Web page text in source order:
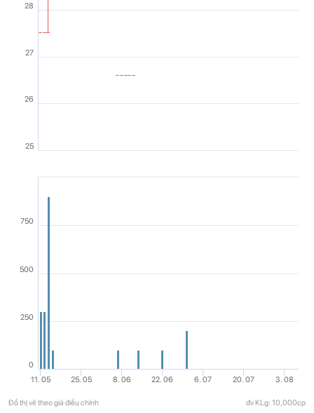
11. 05 25. 05 8. 06 22. 06 6. 07 20. 07 3. 08
25
26
27
28
0
250
500
750
Đồ thị vẽ theo giá điều chỉnh đv KLg: 10,000cp